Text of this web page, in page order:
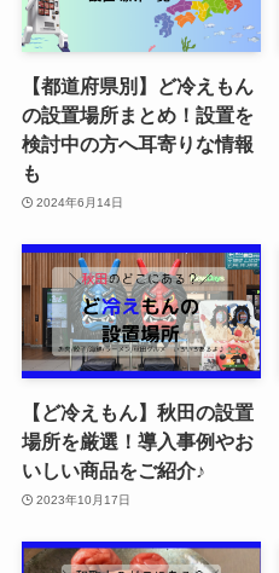
【都道府県別】ど冷えもん
の設置場所まとめ！設置を
検討中の方へ耳寄りな情報
も
2024年6月14日
【ど冷えもん】秋田の設置
場所を厳選！導入事例やお
いしい商品をご紹介♪
2023年10月17日